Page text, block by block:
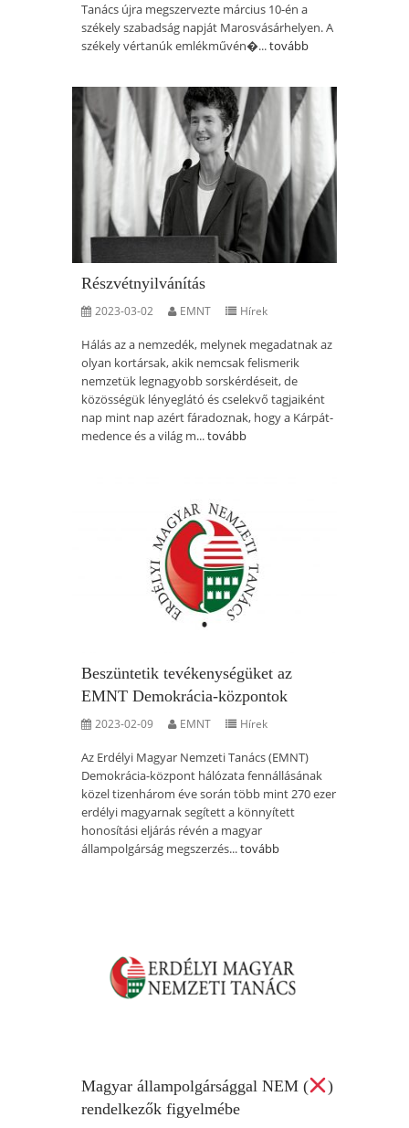
Tanács újra megszervezte március 10-én a
székely szabadság napját Marosvásárhelyen. A
székely vértanúk emlékművén�...tovább
Részvétnyilvánítás
2023-03-02 EMNT Hírek
Hálás az a nemzedék, melynek megadatnak az
olyan kortársak, akik nemcsak felismerik
nemzetük legnagyobb sorskérdéseit, de
közösségük lényeglátó és cselekvő tagjaiként
nap mint nap azért fáradoznak, hogy a Kárpát-
medence és a világ m...tovább
Beszüntetik tevékenységüket az
EMNT Demokrácia-központok
2023-02-09 EMNT Hírek
Az Erdélyi Magyar Nemzeti Tanács (EMNT)
Demokrácia-központ hálózata fennállásának
közel tizenhárom éve során több mint 270 ezer
erdélyi magyarnak segített a könnyített
honosítási eljárás révén a magyar
állampolgárság megszerzés...tovább
Magyar állampolgársággal NEM (
)
rendelkezők figyelmébe